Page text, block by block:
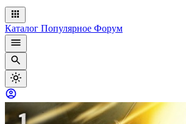
Каталог Популярное Форум